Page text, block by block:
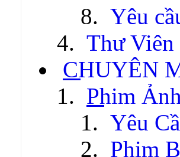
Yêu
Thư
CHUYÊN
Phim
Yêu
Phim